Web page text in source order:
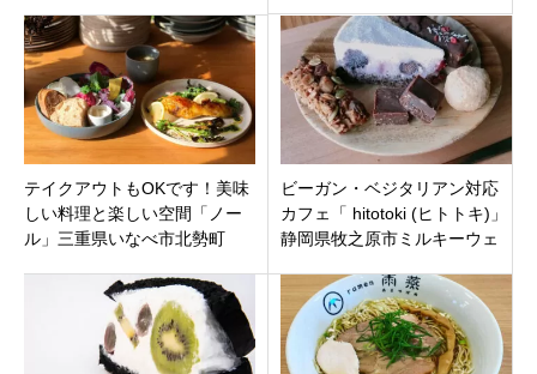
テイクアウトもOKです！美味
しい料理と楽しい空間「ノー
ル」三重県いなべ市北勢町
ビーガン・ベジタリアン対応
カフェ「 hitotoki (ヒトトキ)」
静岡県牧之原市ミルキーウェ